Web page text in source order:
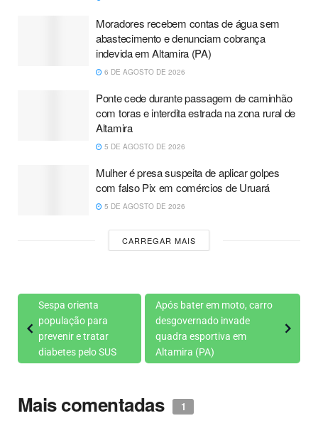
Moradores recebem contas de água sem
abastecimento e denunciam cobrança
indevida em Altamira (PA)
6 DE AGOSTO DE 2026
Ponte cede durante passagem de caminhão
com toras e interdita estrada na zona rural de
Altamira
5 DE AGOSTO DE 2026
Mulher é presa suspeita de aplicar golpes
com falso Pix em comércios de Uruará
5 DE AGOSTO DE 2026
CARREGAR MAIS
Sespa orienta
população para
prevenir e tratar
diabetes pelo SUS
Após bater em moto, carro
desgovernado invade
quadra esportiva em
Altamira (PA)
Mais comentadas 1